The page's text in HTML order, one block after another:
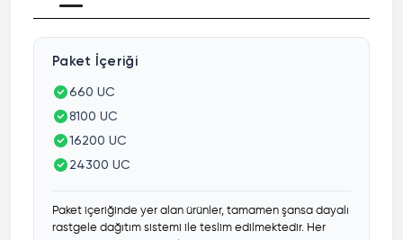
Paket İçeriği
660 UC
8100 UC
16200 UC
24300 UC
Paket içeriğinde yer alan ürünler, tamamen şansa dayalı
rastgele dağıtım sistemi ile teslim edilmektedir. Her